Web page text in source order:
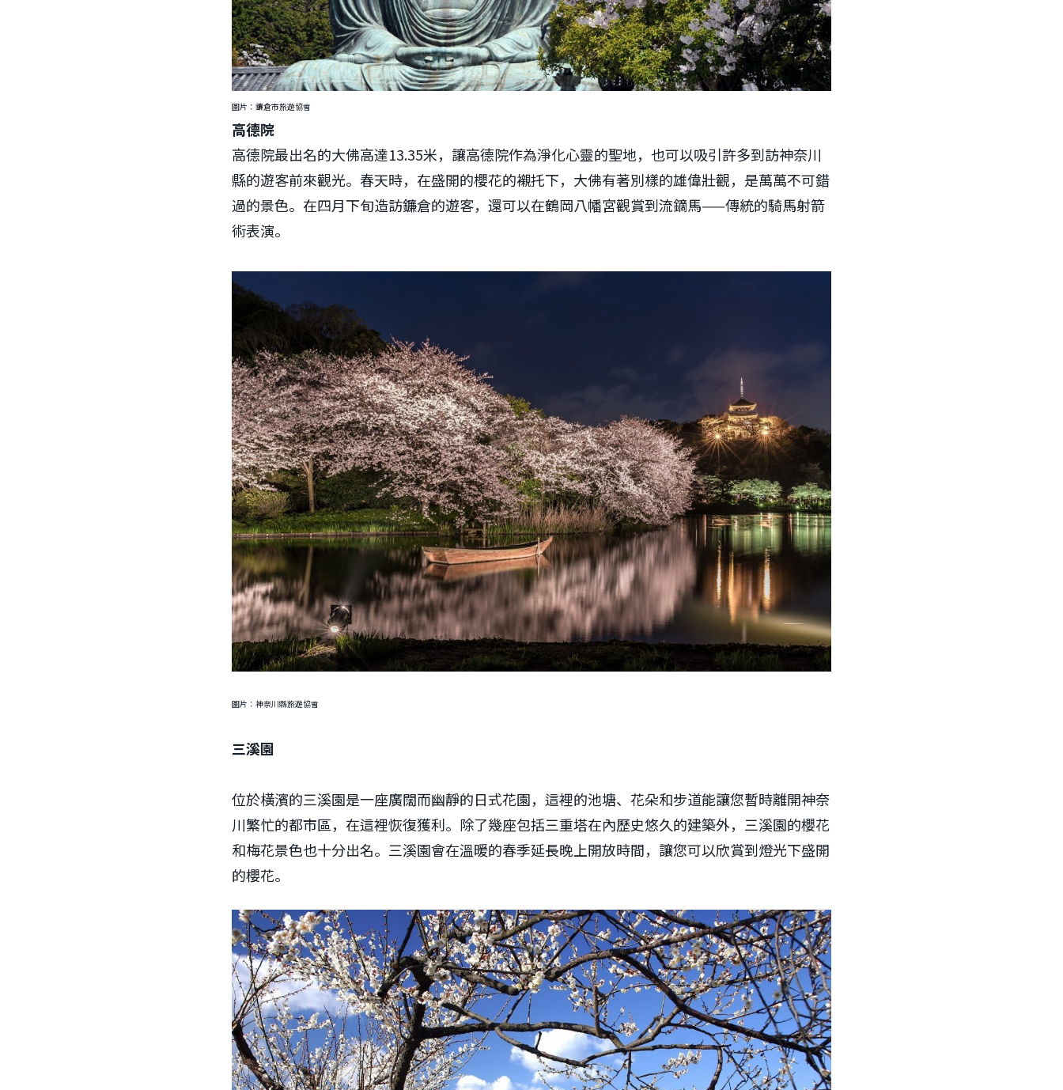
圖片：鐮倉市旅遊協會
高德院
高德院最出名的大佛高達13.35米，讓高德院作為淨化心靈的聖地，也可以吸引許多到訪神奈川
縣的遊客前來觀光。春天時，在盛開的櫻花的襯托下，大佛有著別樣的雄偉壯觀，是萬萬不可錯
過的景色。在四月下旬造訪鐮倉的遊客，還可以在鶴岡八幡宮觀賞到流鏑馬——傳統的騎馬射箭
術表演。
圖片：神奈川縣旅遊協會
三溪園
位於橫濱的三溪園是一座廣闊而幽靜的日式花園，這裡的池塘、花朵和步道能讓您暫時離開神奈
川繁忙的都市區，在這裡恢復獲利。除了幾座包括三重塔在內歷史悠久的建築外，三溪園的櫻花
和梅花景色也十分出名。三溪園會在溫暖的春季延長晚上開放時間，讓您可以欣賞到燈光下盛開
的櫻花。